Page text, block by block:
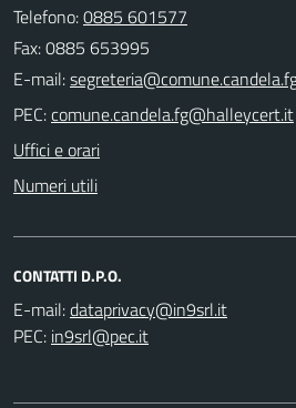
Telefono:0885 601577
Fax: 0885 653995
E-mail:
PEC:
Uffici e orari
Numeri utili
CONTATTI D.P.O.
E-mail:
PEC: